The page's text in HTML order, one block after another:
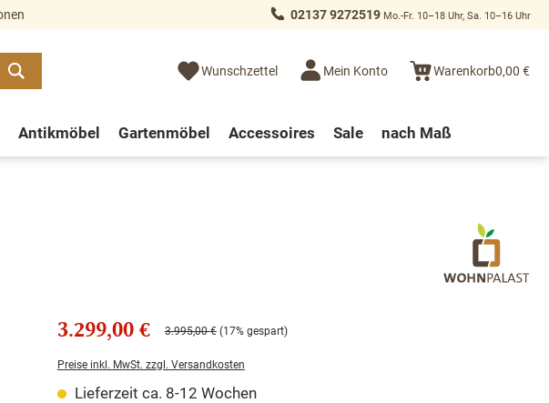
02137 9272519 Mo.-Fr. 10–18 Uhr, Sa. 10–16 Uhr
Wunschzettel Mein Konto Warenkorb0,00 €
Antikmöbel Gartenmöbel Accessoires Sale nach Maß
3.299,00 € 3.995,00 € (17% gespart)
Preise inkl. MwSt. zzgl. Versandkosten
Lieferzeit ca. 8-12 Wochen